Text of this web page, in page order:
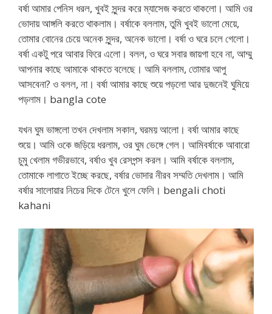
বর্ষা আমার পেনিস ধরল, খুবই সুন্দর করে ম্যাসেজ করতে থাকলো। আমি ওর
ভোদায় আঙ্গলি করতে থাকলাম। বর্ষাকে বললাম, তুমি খুবই ভালো মেয়ে,
তোমার বোনের চেয়ে অনেক সুন্দর, অনেক ভালো। বর্ষা ও ঘরে চলে গেলো।
বর্ষা একটু পরে আবার ফিরে এলো। বলল, ও ঘরে সবার জায়গা হবে না, আম্মু
আপনার কাছে আমাকে থাকতে বলেছে। আমি বললাম, তোমার আপু
আসবেনা? ও বলল, না। বর্ষা আমার কাছে শুয়ে পড়লো আর দুজনেই ঘুমিয়ে
পড়লাম। bangla cote
যখন ঘুম ভাঙ্গলো তখন দেখলাম সকাল, ঘরময় আলো। বর্ষা আমার কাছে
শুয়ে। আমি ওকে জড়িয়ে ধরলাম, ওর ঘুম ভেঙ্গে গেল। আমিবর্ষাকে আবারো
চুমু খেলাম গভীরভাবে, বর্ষাও খুব রেসপন্স করল। আমি বর্ষাকে বললাম,
তোমাকে লাগাতে ইচ্ছে করছে, বর্ষার ভোদার নীরব সম্মতি দেখলাম। আমি
বর্ষার সালোয়ার নিচের দিকে টেনে খুলে ফেলি। bengali choti
kahani